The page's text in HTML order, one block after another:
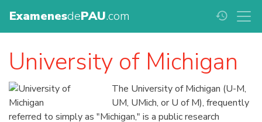
ExamenesdePAU.com history
University of Michigan
The University of Michigan (U-M,
UM, UMich, or U of M), frequently
referred to simply as "Michigan," is a public research